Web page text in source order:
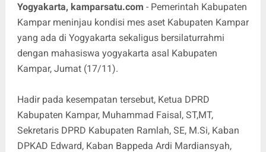
Yogyakarta, kamparsatu.com - Pemerintah Kabupaten
Kampar meninjau kondisi mes aset Kabupaten Kampar
yang ada di Yogyakarta sekaligus bersilaturrahmi
dengan mahasiswa yogyakarta asal Kabupaten
Kampar, Jumat (17/11).
Hadir pada kesempatan tersebut, Ketua DPRD
Kabupaten Kampar, Muhammad Faisal, ST,MT,
Sekretaris DPRD Kabupaten Ramlah, SE, M.Si, Kaban
DPKAD Edward, Kaban Bappeda Ardi Mardiansyah,